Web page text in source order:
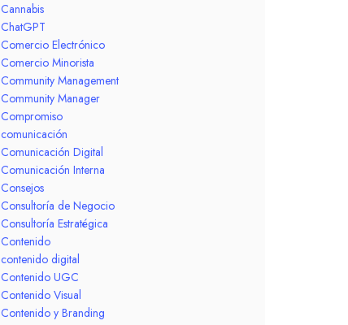
Cannabis
ChatGPT
Comercio Electrónico
Comercio Minorista
Community Management
Community Manager
Compromiso
comunicación
Comunicación Digital
Comunicación Interna
Consejos
Consultoría de Negocio
Consultoría Estratégica
Contenido
contenido digital
Contenido UGC
Contenido Visual
Contenido y Branding